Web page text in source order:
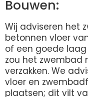
Bouwen:
Wij adviseren het
betonnen vloer
of een goede laag
zou het zwembad
verzakken. We
vloer en
plaatsen; dit vilt